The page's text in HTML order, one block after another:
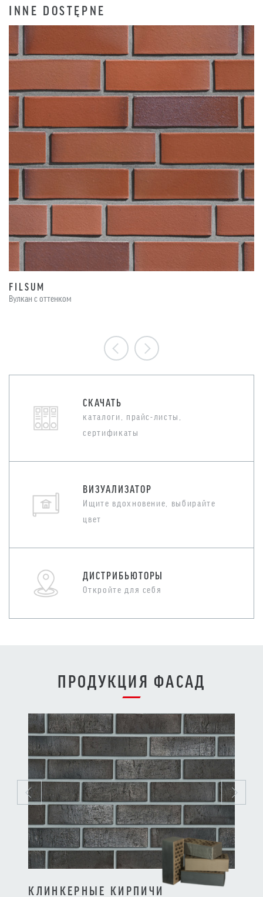
INNE DOSTĘPNE
FILSUM
Вулкан c оттенком
СКАЧАТЬ
каталоги, прайс-листы,
сертификаты
ВИЗУАЛИЗАТОР
Ищите вдохновение, выбирайте
цвет
ДИСТРИБЬЮТОРЫ
Откройте для себя
ПРОДУКЦИЯ ФАСАД
КЛИНКЕРНЫЕ КИРПИЧИ